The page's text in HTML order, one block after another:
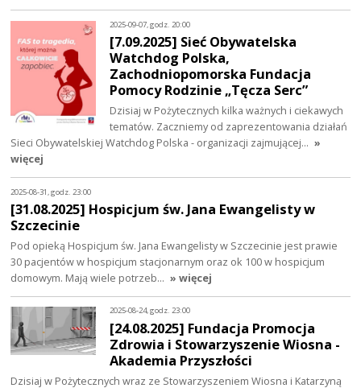
2025-09-07, godz. 20:00
[7.09.2025] Sieć Obywatelska
Watchdog Polska,
Zachodniopomorska Fundacja
Pomocy Rodzinie „Tęcza Serc”
Dzisiaj w Pożytecznych kilka ważnych i ciekawych
tematów. Zaczniemy od zaprezentowania działań
Sieci Obywatelskiej Watchdog Polska - organizacji zajmującej… »
więcej
2025-08-31, godz. 23:00
[31.08.2025] Hospicjum św. Jana Ewangelisty w
Szczecinie
Pod opieką Hospicjum św. Jana Ewangelisty w Szczecinie jest prawie
30 pacjentów w hospicjum stacjonarnym oraz ok 100 w hospicjum
domowym. Mają wiele potrzeb… » więcej
2025-08-24, godz. 23:00
[24.08.2025] Fundacja Promocja
Zdrowia i Stowarzyszenie Wiosna -
Akademia Przyszłości
Dzisiaj w Pożytecznych wraz ze Stowarzyszeniem Wiosna i Katarzyną